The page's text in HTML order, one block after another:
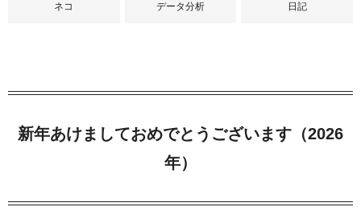
ネコ データ分析 日記
新年あけましておめでとうございます（2026
年）